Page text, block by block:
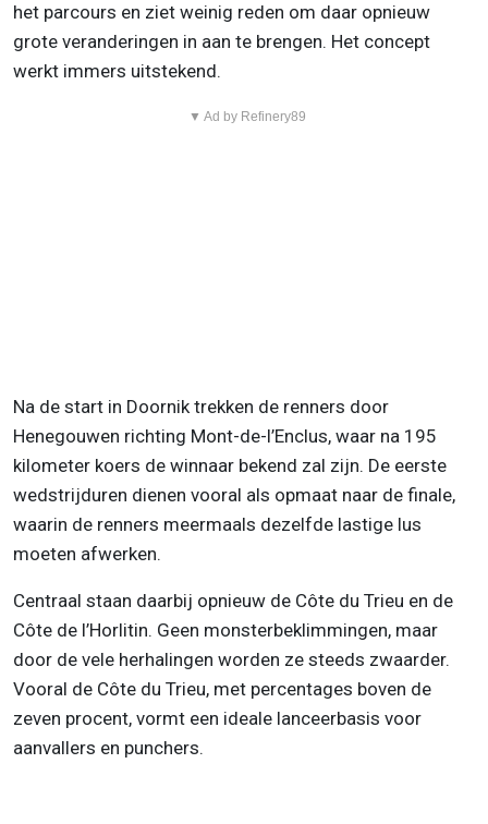
het parcours en ziet weinig reden om daar opnieuw
grote veranderingen in aan te brengen. Het concept
werkt immers uitstekend.
▼ Ad by Refinery89
Na de start in Doornik trekken de renners door
Henegouwen richting Mont-de-l’Enclus, waar na 195
kilometer koers de winnaar bekend zal zijn. De eerste
wedstrijduren dienen vooral als opmaat naar de finale,
waarin de renners meermaals dezelfde lastige lus
moeten afwerken.
Centraal staan daarbij opnieuw de Côte du Trieu en de
Côte de l’Horlitin. Geen monsterbeklimmingen, maar
door de vele herhalingen worden ze steeds zwaarder.
Vooral de Côte du Trieu, met percentages boven de
zeven procent, vormt een ideale lanceerbasis voor
aanvallers en punchers.